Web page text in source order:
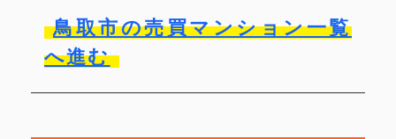
鳥取市の売買マンション一覧
へ進む